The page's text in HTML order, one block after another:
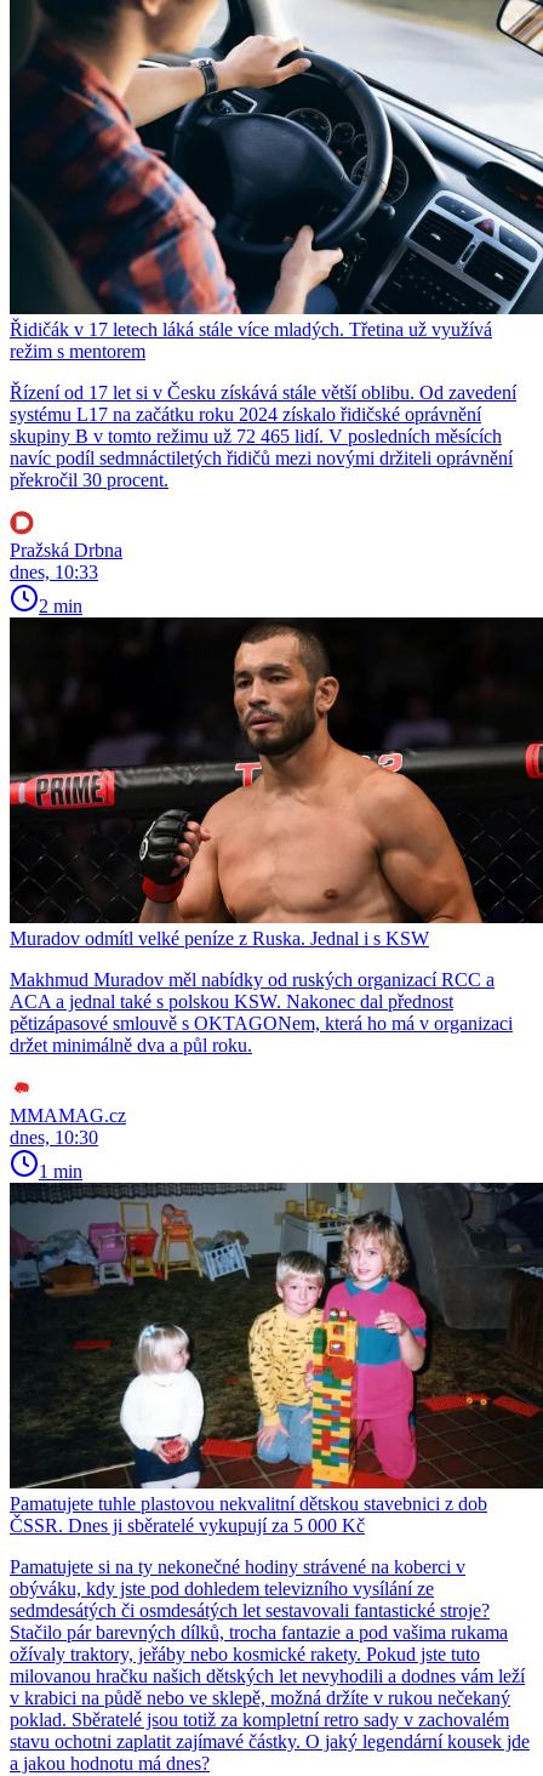
Řidičák v 17 letech láká stále více mladých. Třetina už využívá
režim s mentorem
Řízení od 17 let si v Česku získává stále větší oblibu. Od zavedení
systému L17 na začátku roku 2024 získalo řidičské oprávnění
skupiny B v tomto režimu už 72 465 lidí. V posledních měsících
navíc podíl sedmnáctiletých řidičů mezi novými držiteli oprávnění
překročil 30 procent.
Pražská Drbna
dnes, 10:33
2 min
Muradov odmítl velké peníze z Ruska. Jednal i s KSW
Makhmud Muradov měl nabídky od ruských organizací RCC a
ACA a jednal také s polskou KSW. Nakonec dal přednost
pětizápasové smlouvě s OKTAGONem, která ho má v organizaci
držet minimálně dva a půl roku.
MMAMAG.cz
dnes, 10:30
1 min
Pamatujete tuhle plastovou nekvalitní dětskou stavebnici z dob
ČSSR. Dnes ji sběratelé vykupují za 5 000 Kč
Pamatujete si na ty nekonečné hodiny strávené na koberci v
obýváku, kdy jste pod dohledem televizního vysílání ze
sedmdesátých či osmdesátých let sestavovali fantastické stroje?
Stačilo pár barevných dílků, trocha fantazie a pod vašima rukama
ožívaly traktory, jeřáby nebo kosmické rakety. Pokud jste tuto
milovanou hračku našich dětských let nevyhodili a dodnes vám leží
v krabici na půdě nebo ve sklepě, možná držíte v rukou nečekaný
poklad. Sběratelé jsou totiž za kompletní retro sady v zachovalém
stavu ochotni zaplatit zajímavé částky. O jaký legendární kousek jde
a jakou hodnotu má dnes?